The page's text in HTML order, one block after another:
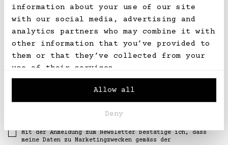
information about your use of our site
with our social media, advertising and
analytics partners who may combine it with
other information that you’ve provided to
them or that they’ve collected from your
use of their services.
Allow all
Deny
Newsletter
Erhalten Sie die neuesten Informationen
zu Kollektionen, Styling und Akris-News.
E-Mail-Adresse ABONNIEREN
Mit der Anmeldung zum Newsletter bestätige ich, dass
meine Daten zu Marketingzwecken gemäss der